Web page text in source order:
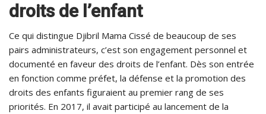
droits de l’enfant
Ce qui distingue Djibril Mama Cissé de beaucoup de ses
pairs administrateurs, c’est son engagement personnel et
documenté en faveur des droits de l’enfant. Dès son entrée
en fonction comme préfet, la défense et la promotion des
droits des enfants figuraient au premier rang de ses
priorités. En 2017, il avait participé au lancement de la